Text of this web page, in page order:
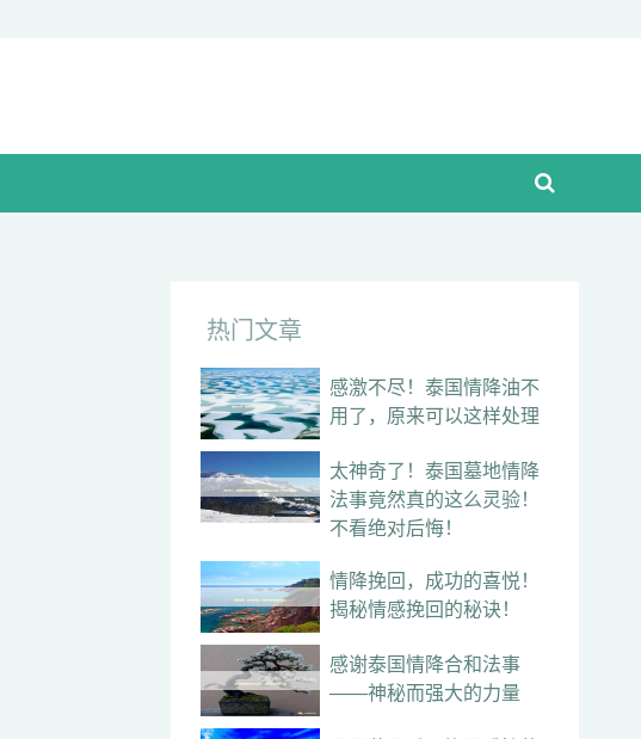
热门文章
感激不尽！泰国情降油不
用了，原来可以这样处理
太神奇了！泰国墓地情降
法事竟然真的这么灵验！
不看绝对后悔！
情降挽回，成功的喜悦！
揭秘情感挽回的秘诀！
感谢泰国情降合和法事
——神秘而强大的力量